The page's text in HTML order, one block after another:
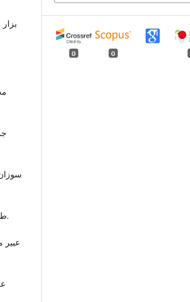
- طارق أحمد رضا: المنظمات الدولية المعاصرة، دار النهضة العربية - القاهرة 2006.
0 0